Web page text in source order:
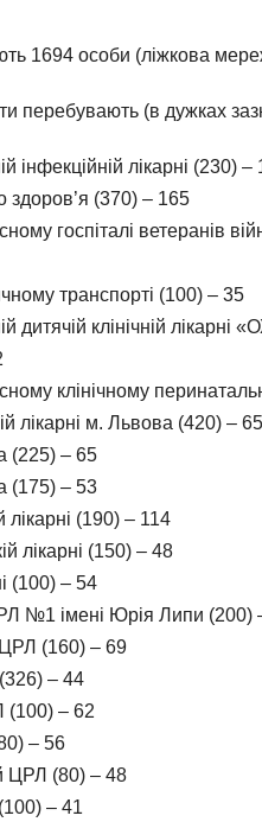
1694 особи (ліжкова
перебувають (в дужках
інфекційній лікарні (230) –
здоров’я (370) – 165
госпіталі ветеранів
транспорті (100) – 35
дитячій клінічній
клінічному
лікарні м. Львова (420) – 65
(225) – 65
(175) – 53
лікарні (190) – 114
лікарні (150) – 48
(100) – 54
№1 імені Юрія Липи (200)
ЦРЛ (160) – 69
– 44
(100) – 62
– 56
ЦРЛ (80) – 48
– 41